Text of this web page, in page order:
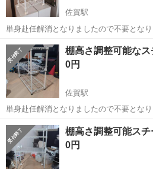
佐賀駅
単身赴任解消となりましたので不要となり
に差し上げます。高さ76センチ 幅45セ
佐賀 佐賀市 佐賀駅 収納家具
棚高さ調整可能なス
0円
佐賀駅
単身赴任解消となりましたので不要とな
に差し上げます。高さ62センチ 幅80セ
佐賀 佐賀市 佐賀駅 収納家具
棚高さ調整可能スチ
0円